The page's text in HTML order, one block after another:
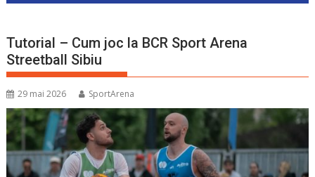
Tutorial – Cum joc la BCR Sport Arena
Streetball Sibiu
29 mai 2026 SportArena